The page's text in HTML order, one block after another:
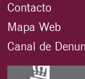
Contacto
Mapa Web
Canal de